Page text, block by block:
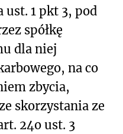
ust. 1 pkt 3, pod
spółkę
dla niej
na co
zbycia,
skorzystania ze
24o ust. 3